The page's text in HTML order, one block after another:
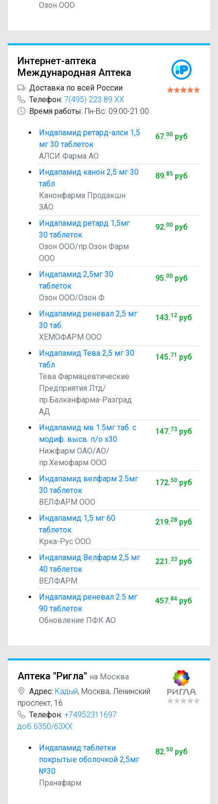
Озон ООО
Интернет-аптека
Международная Аптека
Доставка по всей России
Телефон: 7(495) 223 89 XX
Время работы: Пн-Вс: 09:00-21:00
Индапамид ретард-алси 1,5
мг 30 таблеток
АЛСИ Фарма АО
67.00руб
Индапамид канон 2,5 мг 30
табл
Канонфарма Продакшн
ЗАО
89.85руб
Индапамид ретард 1,5мг
30 таблеток
Озон ООО/пр.Озон Фарм
ООО
92.00руб
Индапамид 2,5мг 30
таблеток
Озон ООО/Озон Ф
95.00руб
Индапамид реневал 2,5 мг
30 таб.
ХЕМОФАРМ ООО
143.12руб
Индапамид Тева 2,5 мг 30
табл
Тева Фармацевтические
Предприятия Лтд/
пр.Балканфарма-Разград
АД
145.71 руб
Индапамид мв 1.5мг таб. с
модиф. высв. п/о х30
Нижфарм ОАО/АО/
пр.Хемофарм ООО
147.73руб
Индапамид велфарм 2.5мг
30 таблеток
ВЕЛФАРМ ООО
172.50руб
Индапамид 1,5 мг 60
таблеток
Крка-Рус ООО
219.28руб
Индапамид Велфарм 2,5 мг
40 таблеток
ВЕЛФАРМ
221.33руб
Индапамид реневал 2.5 мг
90 таблеток
Обновление ПФК АО
457.84руб
Аптека "Ригла" на Москва
Адрес: Кадый, Москва, Ленинский
проспект, 16
Телефон: +74952311697
доб.6350/63XX
Индапамид таблетки
покрытые оболочкой 2,5мг
№30
Пранафарм
82.50руб